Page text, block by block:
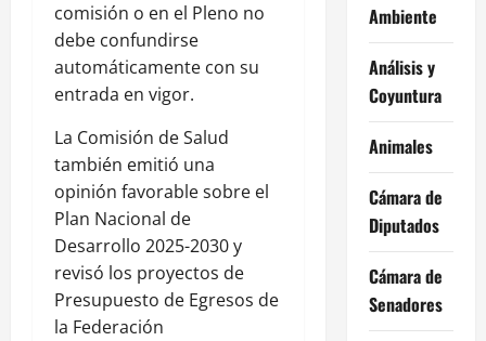
comisión o en el Pleno no
debe confundirse
automáticamente con su
entrada en vigor.
La Comisión de Salud
también emitió una
opinión favorable sobre el
Plan Nacional de
Desarrollo 2025-2030 y
revisó los proyectos de
Presupuesto de Egresos de
la Federación
Ambiente
Análisis y
Coyuntura
Animales
Cámara de
Diputados
Cámara de
Senadores